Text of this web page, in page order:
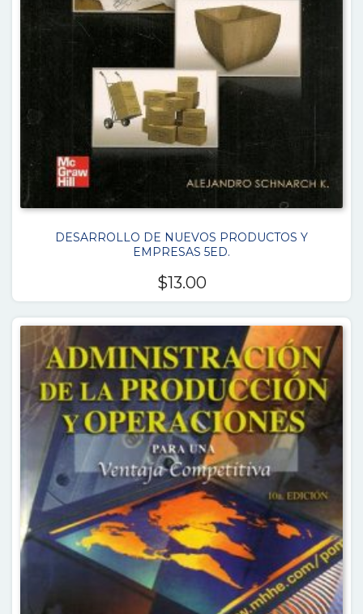
DESARROLLO DE NUEVOS PRODUCTOS Y
EMPRESAS 5ED.
$13.00